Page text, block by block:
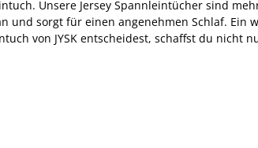
Unsere Jersey Spannleintücher sind
und sorgt für einen angenehmen Schlaf. Ein
von JYSK entscheidest, schaffst du nicht